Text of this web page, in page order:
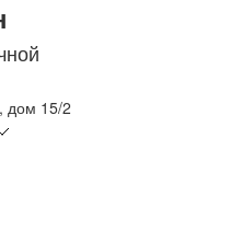
дом 15/2